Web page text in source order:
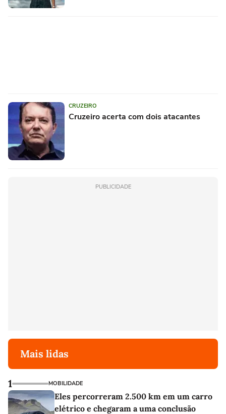
CRUZEIRO
Cruzeiro acerta com dois atacantes
PUBLICIDADE
Mais lidas
1 MOBILIDADE
Eles percorreram 2.500 km em um carro
elétrico e chegaram a uma conclusão